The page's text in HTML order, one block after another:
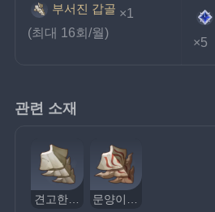
부서진 갑골 ×1
(최대 16회/월)
×5
관련 소재
견고한 갑골